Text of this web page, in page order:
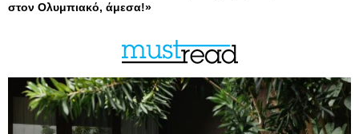
στον Ολυμπιακό, άμεσα!»